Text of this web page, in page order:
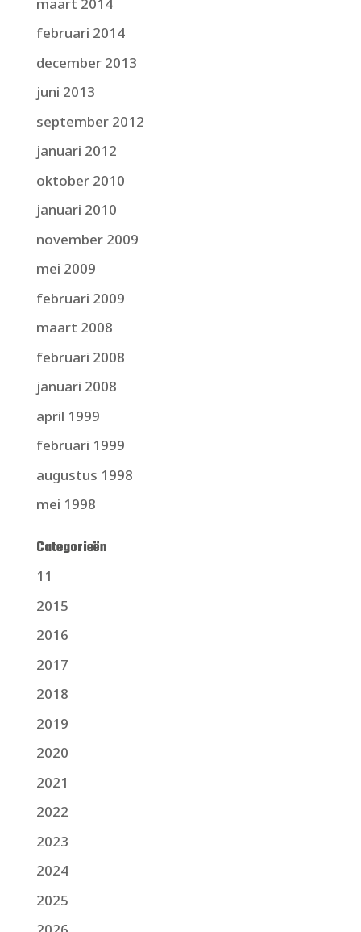
februari 2014
december 2013
juni 2013
september 2012
januari 2012
oktober 2010
januari 2010
november 2009
mei 2009
februari 2009
maart 2008
februari 2008
januari 2008
april 1999
februari 1999
augustus 1998
mei 1998
Categorieën
11
2015
2016
2017
2018
2019
2020
2021
2022
2023
2024
2025